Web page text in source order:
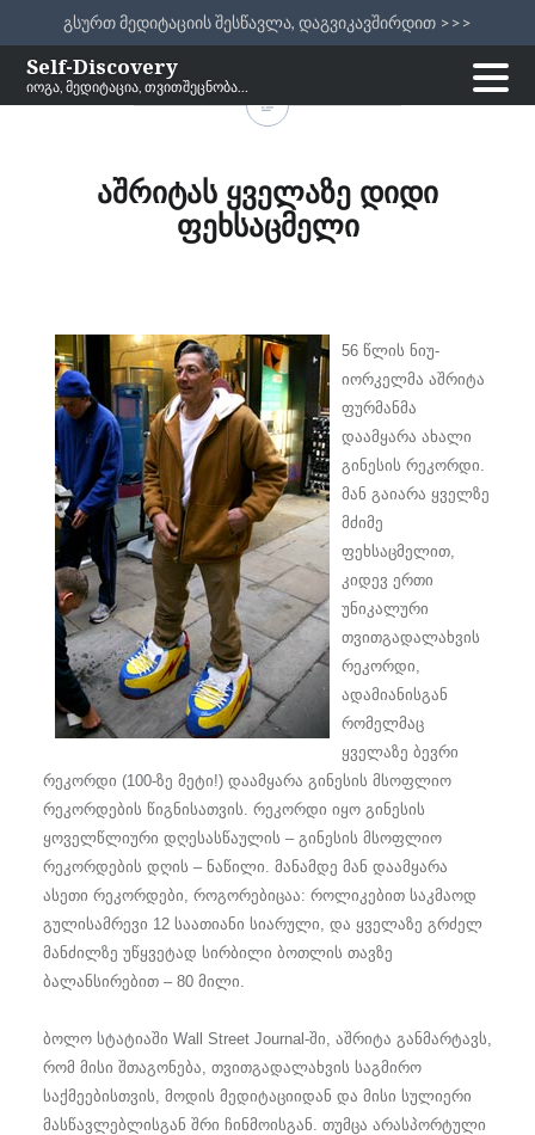
გსურთ მედიტაციის შესწავლა, დაგვიკავშირდით >>>
SkipSelf-Discovery
იოგა, მედიტაცია, თვითშეცნობა…
აშრიტას ყველაზე დიდი
ფეხსაცმელი
56 წლის ნიუ-
იორკელმა აშრიტა
ფურმანმა
დაამყარა ახალი
გინესის რეკორდი.
მან გაიარა ყველზე
მძიმე
ფეხსაცმელით,
კიდევ ერთი
უნიკალური
თვითგადალახვის
რეკორდი,
ადამიანისგან
რომელმაც
ყველაზე ბევრი
რეკორდი (100-ზე მეტი!) დაამყარა გინესის მსოფლიო
რეკორდების წიგნისათვის. რეკორდი იყო გინესის
ყოველწლიური დღესასწაულის – გინესის მსოფლიო
რეკორდების დღის – ნაწილი. მანამდე მან დაამყარა
ასეთი რეკორდები, როგორებიცაა: როლიკებით საკმაოდ
გულისამრევი 12 საათიანი სიარული, და ყველაზე გრძელ
მანძილზე უწყვეტად სირბილი ბოთლის თავზე
ბალანსირებით – 80 მილი.
ბოლო სტატიაში Wall Street Journal-ში, აშრიტა განმარტავს,
რომ მისი შთაგონება, თვითგადალახვის საგმირო
საქმეებისთვის, მოდის მედიტაციიდან და მისი სულიერი
მასწავლებლისგან შრი ჩინმოისგან. თუმცა არასპორტული